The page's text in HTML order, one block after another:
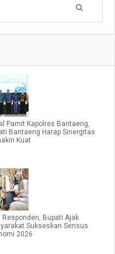
Pamit Kapolres Bantaeng,
Bantaeng Harap Sinergitas
Kuat
Responden, Bupati Ajak
Sukseskan Sensus
2026